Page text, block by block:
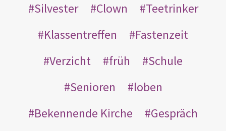
Silvester
Clown
Teetrinker
Klassentreffen
Fastenzeit
Verzicht
früh
Schule
Senioren
loben
Bekennende Kirche
Gespräch